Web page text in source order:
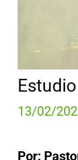
13/02/
Por: